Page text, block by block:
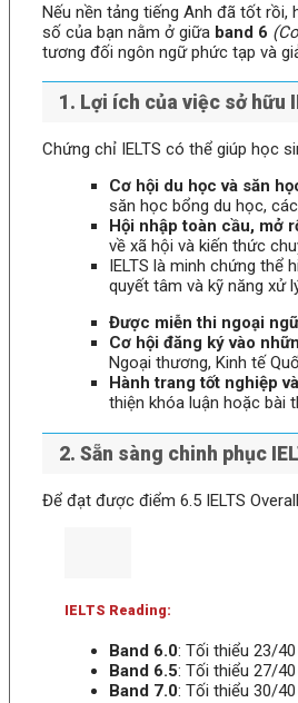
Nếu nền tảng tiếng Anh đã tốt rồi,
số của bạn nằm ở giữa band 6
tương đối ngôn ngữ phức tạp và
1. Lợi ích của việc sở hữu
Chứng chỉ IELTS có thể giúp học
Cơ hội du học và săn
săn học bổng du học,
Hội nhập toàn cầu, mở
về xã hội và kiến thức
IELTS là minh chứng thể
quyết tâm và kỹ năng xử
Được miễn thi ngoại
Cơ hội đăng ký vào
Ngoại thương, Kinh tế
Hành trang tốt nghiệp
thiện khóa luận hoặc bài
2. Sẵn sàng chinh phục
Để đạt được điểm 6.5 IELTS
IELTS Reading:
Band 6.0: Tối thiểu 23/
Band 6.5: Tối thiểu 27/
Band 7.0: Tối thiểu 30/